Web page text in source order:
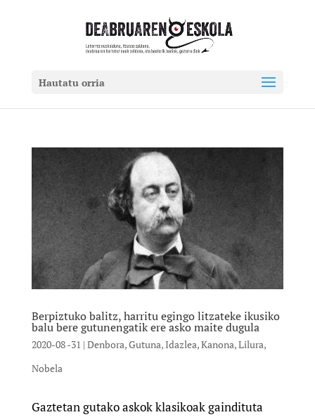
Hautatu orria
Berpiztuko balitz, harritu egingo litzateke ikusiko
balu bere gutunengatik ere asko maite dugula
2020-08 -31 | Denbora,Gutuna,Idazlea,Kanona,Lilura,
Nobela
Gaztetan gutako askok klasikoak gaindituta